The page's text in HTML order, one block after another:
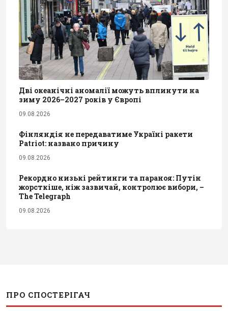
Дві океанічні аномалії можуть вплинути на
зиму 2026–2027 років у Європі
09.08.2026
Фінляндія не передаватиме Україні ракети
Patriot: названо причину
09.08.2026
Рекордно низькі рейтинги та параноя: Путін
жорсткіше, ніж зазвичай, контролює вибори, –
The Telegraph
09.08.2026
ПРО СПОСТЕРІГАЧ